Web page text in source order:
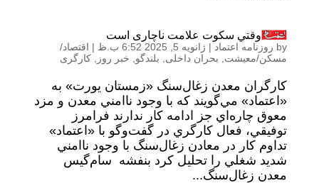
وقتي سكوت علامت ناچاری است
by روزنامه اعتماد | ژانویه 5, 2025 6:52 ب.ظ | اقتصاد/
مسکن/معیشت
بحران داخلی بلندگو خبر روز کارگری
كارگران معدن زغال‌سنگ «زمستان يورت» به
«اعتماد» مي‌گويند كه با وجود ناامني معدن و مزد
معوق چاره‌اي جز ادامه كار ندارند فرامرز
توفيقي، فعال كارگري در گفت‌وگو با «اعتماد»
تداوم كار در معادن زغال‌سنگ با وجود ناامني
شديد شغلي را تحليل كرد بنفشه سام‌گيس
معدن زغال‌سنگ...